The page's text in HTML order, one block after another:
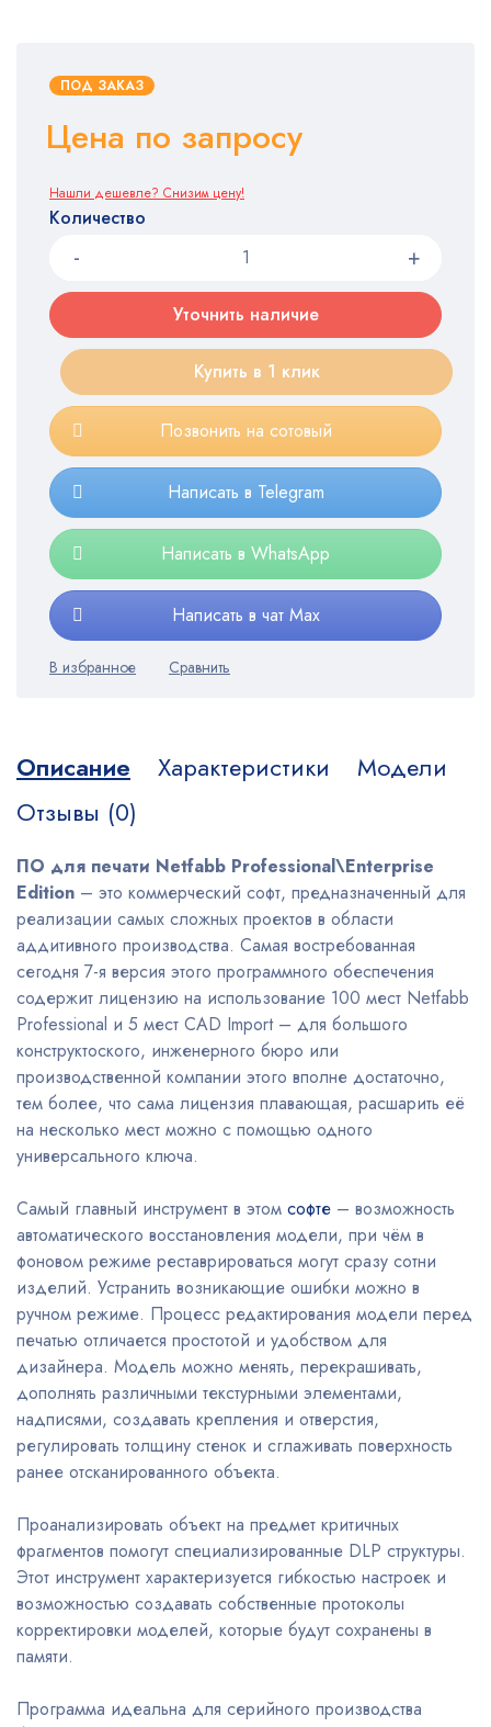
ПОД ЗАКАЗ
Цена по запросу
Нашли дешевле? Снизим цену!
Количество
Уточнить наличие
Купить в 1 клик
Позвонить на сотовый
Написать в Telegram
Написать в WhatsApp
Написать в чат Max
Описание Характеристики
Модели
Отзывы (0)
ПО для печати Netfabb Professional\Enterprise
Edition – это коммерческий софт, предназначенный для
реализации самых сложных проектов в области
аддитивного производства. Самая востребованная
сегодня 7-я версия этого программного обеспечения
содержит лицензию на использование 100 мест Netfabb
Professional и 5 мест CAD Import – для большого
конструктоского, инженерного бюро или
производственной компании этого вполне достаточно,
тем более, что сама лицензия плавающая, расшарить её
на несколько мест можно с помощью одного
универсального ключа.
Самый главный инструмент в этом софте – возможность
автоматического восстановления модели, при чём в
фоновом режиме реставрироваться могут сразу сотни
изделий. Устранить возникающие ошибки можно в
ручном режиме. Процесс редактирования модели перед
печатью отличается простотой и удобством для
дизайнера. Модель можно менять, перекрашивать,
дополнять различными текстурными элементами,
надписями, создавать крепления и отверстия,
регулировать толщину стенок и сглаживать поверхность
ранее отсканированного объекта.
Проанализировать объект на предмет критичных
фрагментов помогут специализированные DLP структуры.
Этот инструмент характеризуется гибкостью настроек и
возможностью создавать собственные протоколы
корректировки моделей, которые будут сохранены в
памяти.
Программа идеальна для серийного производства